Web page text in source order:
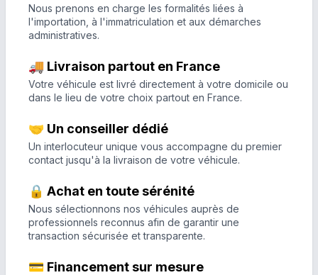
Nous prenons en charge les formalités liées à
l'importation, à l'immatriculation et aux démarches
administratives.
🚚 Livraison partout en France
Votre véhicule est livré directement à votre domicile ou
dans le lieu de votre choix partout en France.
🤝 Un conseiller dédié
Un interlocuteur unique vous accompagne du premier
contact jusqu'à la livraison de votre véhicule.
🔒 Achat en toute sérénité
Nous sélectionnons nos véhicules auprès de
professionnels reconnus afin de garantir une
transaction sécurisée et transparente.
💳 Financement sur mesure